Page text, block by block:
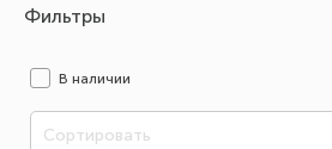
Фильтры
В наличии
Сортировать